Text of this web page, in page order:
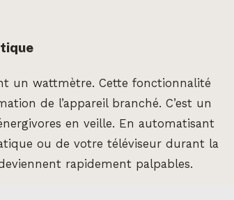
un wattmètre. Cette fonctionnalité
de l’appareil branché. C’est un
en veille. En automatisant
ou de votre téléviseur durant la
rapidement palpables.